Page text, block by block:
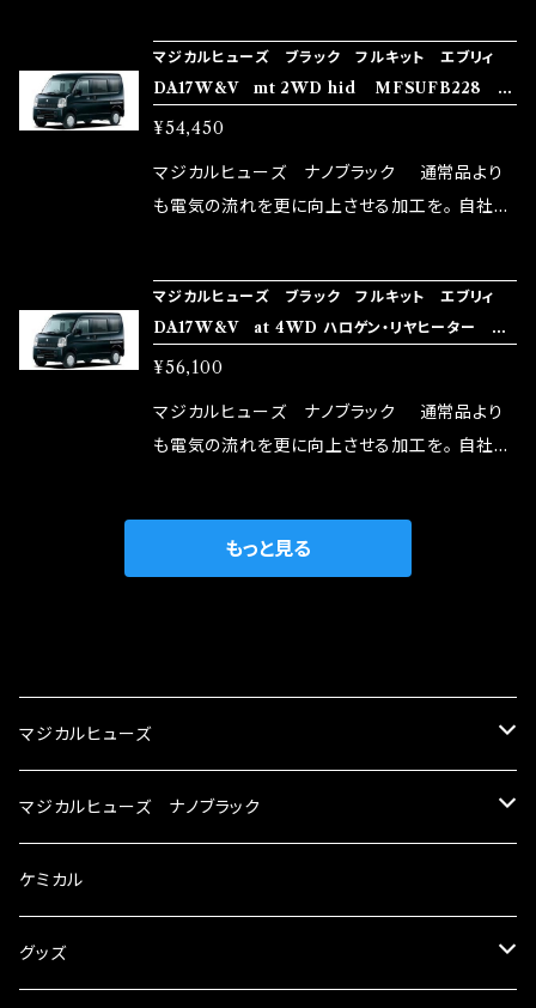
rz）の2店舗の専売品になりますので宜しくお願
い致します。
メ！ レーシングドライバーMAX織戸選手がテス
ターとなり吟味し時間を掛けて検証し、これは
体感出来て面白く、車には必ずプラスになりデメ
リットが無い。と。 コラボ開発製品です。 購入先
はこちらのマジカルヒューズ直販サイトと横浜に
rz）の2店舗の専売品になりますので宜しくお願
い致します。
マジカルヒューズ ブラック フルキット エブリィ
DA17W&V mt 2WD hid MFSUFB228 33
個
¥54,450
マジカルヒューズ ナノブラック 通常品より
も電気の流れを更に向上させる加工を。 自社比
メ！ レーシングドライバーMAX織戸選手がテス
ターとなり吟味し時間を掛けて検証し、これは
体感出来て面白く、車には必ずプラスになりデメ
リットが無い。と。 コラボ開発製品です。 購入先
はこちらのマジカルヒューズ直販サイトと横浜に
rz）の2店舗の専売品になりますので宜しくお願
い致します。
マジカルヒューズ ブラック フルキット エブリィ
DA17W&V at 4WD ハロゲン・リヤヒーター M
FSUFB227 34個
¥56,100
マジカルヒューズ ナノブラック 通常品より
も電気の流れを更に向上させる加工を。 自社比
メ！ レーシングドライバーMAX織戸選手がテス
ターとなり吟味し時間を掛けて検証し、これは
い致します。
もっと見る
マジカルヒューズ
スズキ
KEI
アルト
スバル
BRZ
ダイハツ
マジカルヒューズ ナノブラック
スズキ ブラック
KEI
スバル ブラック
ケミカル
グッズ